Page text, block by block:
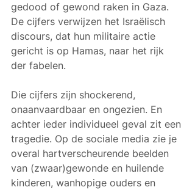
gedood of gewond raken in Gaza.
De cijfers verwijzen het Israëlisch
discours, dat hun militaire actie
gericht is op Hamas, naar het rijk
der fabelen.
Die cijfers zijn shockerend,
onaanvaardbaar en ongezien. En
achter ieder individueel geval zit een
tragedie. Op de sociale media zie je
overal hartverscheurende beelden
van (zwaar)gewonde en huilende
kinderen, wanhopige ouders en